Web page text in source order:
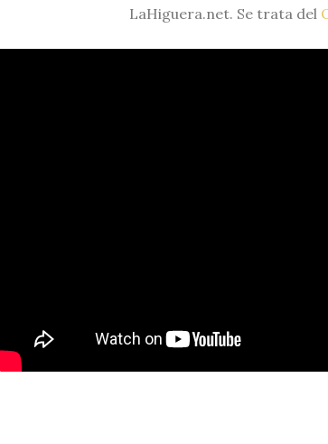
LaHiguera.net. Se trata del